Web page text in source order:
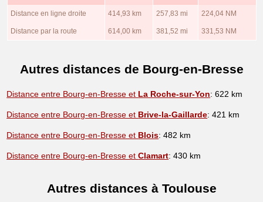
Distance en ligne droite 414,93 km 257,83 mi 224,04 NM
Distance par la route 614,00 km 381,52 mi 331,53 NM
Autres distances de Bourg-en-Bresse
Distance entre Bourg-en-Bresse et La Roche-sur-Yon: 622 km
Distance entre Bourg-en-Bresse et Brive-la-Gaillarde: 421 km
Distance entre Bourg-en-Bresse et Blois: 482 km
Distance entre Bourg-en-Bresse etClamart: 430 km
Autres distances à Toulouse